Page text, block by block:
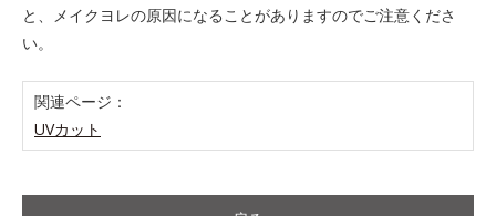
と、メイクヨレの原因になることがありますのでご注意くださ
い。
関連ページ：
UVカット